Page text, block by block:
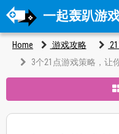
一起轰趴游
Home 游戏攻略
3个21点游戏策略，让